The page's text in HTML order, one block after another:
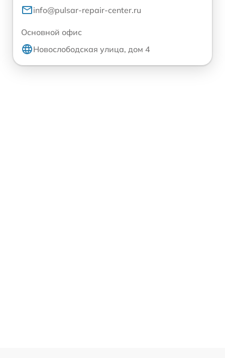
info@pulsar-repair-center.ru
Основной офис
Новослободская улица, дом 4